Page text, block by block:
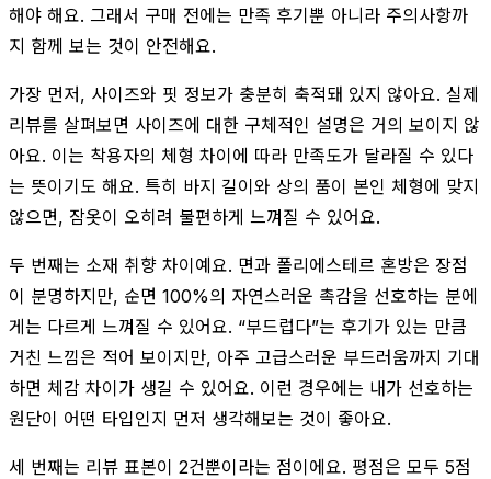
해야 해요. 그래서 구매 전에는 만족 후기뿐 아니라 주의사항까
지 함께 보는 것이 안전해요.
가장 먼저, 사이즈와 핏 정보가 충분히 축적돼 있지 않아요. 실제
리뷰를 살펴보면 사이즈에 대한 구체적인 설명은 거의 보이지 않
아요. 이는 착용자의 체형 차이에 따라 만족도가 달라질 수 있다
는 뜻이기도 해요. 특히 바지 길이와 상의 품이 본인 체형에 맞지
않으면, 잠옷이 오히려 불편하게 느껴질 수 있어요.
두 번째는 소재 취향 차이예요. 면과 폴리에스테르 혼방은 장점
이 분명하지만, 순면 100%의 자연스러운 촉감을 선호하는 분에
게는 다르게 느껴질 수 있어요. “부드럽다”는 후기가 있는 만큼
거친 느낌은 적어 보이지만, 아주 고급스러운 부드러움까지 기대
하면 체감 차이가 생길 수 있어요. 이런 경우에는 내가 선호하는
원단이 어떤 타입인지 먼저 생각해보는 것이 좋아요.
세 번째는 리뷰 표본이 2건뿐이라는 점이에요. 평점은 모두 5점